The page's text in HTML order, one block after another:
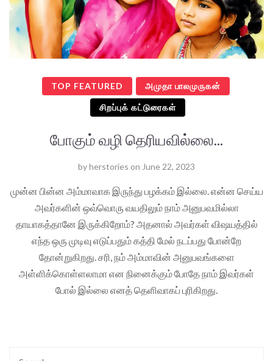
TOP FEATURED அமுதா பாலமுருகன்
சிறப்புக் கட்டுரைகள்
போகும் வழி தெரியவில்லை...
byherstories on June 22, 2023
முன்ன பின்ன அம்மாவாக இருந்து பழக்கம் இல்லை. என்ன செய்ய
அவர்களின் ஒவ்வொரு வயதிலும் நாம் அனுபவமில்லா
தாயாகத்தானே இருக்கிறோம்? அதனால் அவர்கள் விஷயத்தில்
எந்த ஒரு முடிவு எடுப்பதும் கத்தி மேல் நடப்பது போன்றே
தோன்றுகிறது. சரி, நம் அம்மாவின் அனுபவங்களை
அள்ளிக்கொள்ளலாமா என நினைக்கும் போதே நாம் இவர்கள்
போல் இல்லை எனத் தெளிவாகப் புரிகிறது.